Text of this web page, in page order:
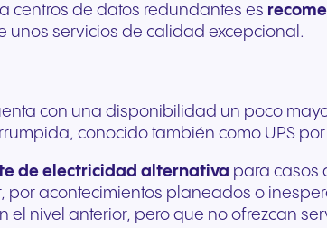
centros de datos redundantes es
unos servicios de calidad excepcional.
con una disponibilidad un poco
conocido también como UPS
de electricidad alternativa para casos
por acontecimientos planeados o
el nivel anterior, pero que no ofrezcan